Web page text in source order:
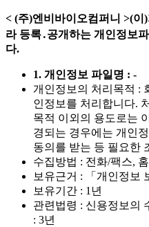
< (주)엔비바이오컴퍼니 >(이
라 등록․공개하는 개인정보
다.
1. 개인정보 파일명 : -
개인정보의 처리목적 :
인정보를 처리합니다.
목적 이외의 용도로는
경되는 경우에는 개인
동의를 받는 등 필요한
수집방법 : 전화/팩스, 홈
보유근거 : 「개인정보
보유기간 : 1년
관련법령 : 신용정보의
: 3년